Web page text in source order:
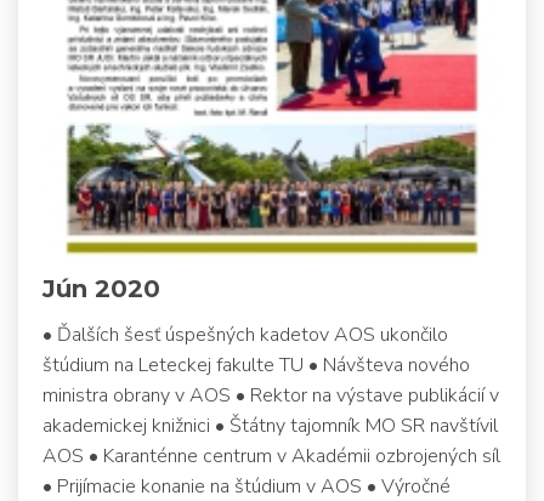
Jún 2020
• Ďalších šesť úspešných kadetov AOS ukončilo
štúdium na Leteckej fakulte TU • Návšteva nového
ministra obrany v AOS • Rektor na výstave publikácií v
akademickej knižnici • Štátny tajomník MO SR navštívil
AOS • Karanténne centrum v Akadémii ozbrojených síl
• Prijímacie konanie na štúdium v AOS • Výročné